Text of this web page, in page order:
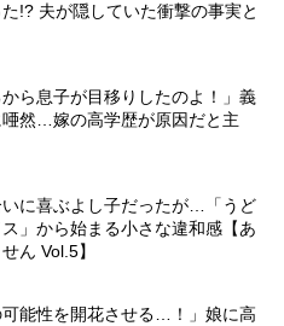
!? 夫が隠していた衝撃の事実と
から息子が目移りしたのよ！」義
然…嫁の高学歴が原因だと主
に喜ぶよし子だったが…「うど
」から始まる小さな違和感【あ
ん Vol.5】
可能性を開花させる…！」娘に高